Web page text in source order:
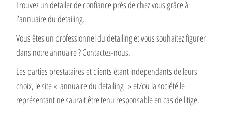
Trouvez un detailer de confiance près de chez vous grâce à
l’annuaire du detailing.
Vous êtes un professionnel du detailing et vous souhaitez figurer
dans notre annuaire ? Contactez-nous.
Les parties prestataires et clients étant indépendants de leurs
choix, le site « annuaire du detailing » et/ou la société le
représentant ne saurait être tenu responsable en cas de litige.